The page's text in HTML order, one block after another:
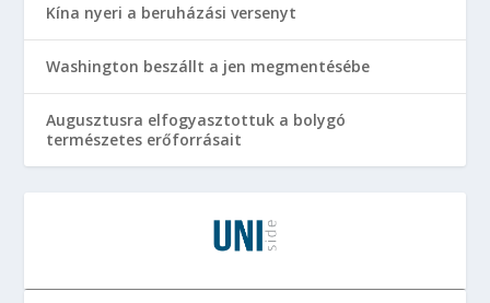
Kína nyeri a beruházási versenyt
Washington beszállt a jen megmentésébe
Augusztusra elfogyasztottuk a bolygó
természetes erőforrásait